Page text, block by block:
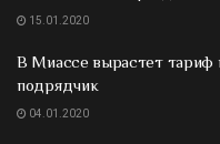
15.01.2020
В Миассе вырастет тариф
подрядчик
04.01.2020